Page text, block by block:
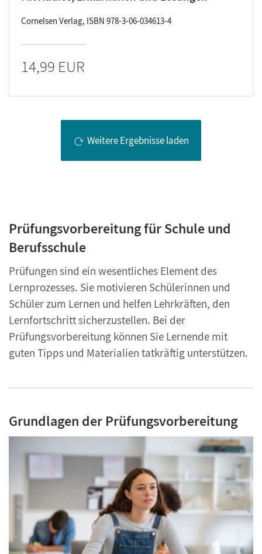
Cornelsen Verlag, ISBN 978-3-06-034613-4
14,99 EUR
Weitere Ergebnisse laden
Prüfungsvorbereitung für Schule und
Berufsschule
Prüfungen sind ein wesentliches Element des
Lernprozesses. Sie motivieren Schülerinnen und
Schüler zum Lernen und helfen Lehrkräften, den
Lernfortschritt sicherzustellen. Bei der
Prüfungsvorbereitung können Sie Lernende mit
guten Tipps und Materialien tatkräftig unterstützen.
Grundlagen der Prüfungsvorbereitung